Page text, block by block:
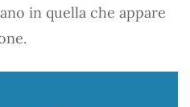
in quella che appare